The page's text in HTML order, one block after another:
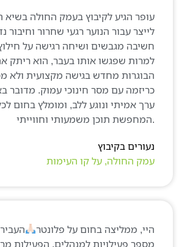
בקיבוץ
החולה, על קו העימות
הגיע לקיבוץ בעמק החולה בשיא
עבור הנוער רגעי שחרור וחיבור
מגבשים ושיחה רגישה על חילוץ
שפגשו אותו בעבר, הוא ריתק את
מחדש בגישה מקצועית ולא
עם מסר חינוכי עמוק. מדובר באיש
אמיתי ונוגע ללב, ומומלץ בחום לכל
ממליצה בחום על פלונטר
העבירו
פעילויות למנהלים, הפעילות מרתקת